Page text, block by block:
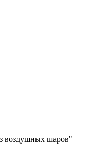
воздушных шаров"